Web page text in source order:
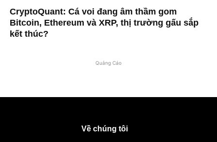
CryptoQuant: Cá voi đang âm thầm gom
Bitcoin, Ethereum và XRP, thị trường gấu sắp
kết thúc?
Quảng Cáo
Về chúng tôi